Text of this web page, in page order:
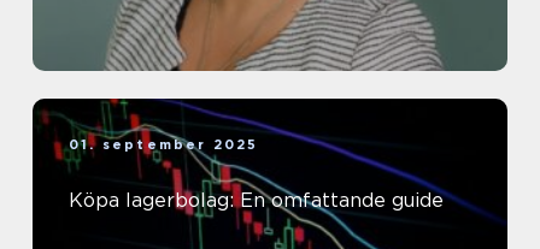
01. september 2025
Köpa lagerbolag: En omfattande guide